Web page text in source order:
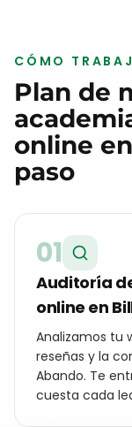
CÓMO
Plan de
online en
paso
01
Auditoría
online en
Analizamos tu
reseñas y la
Abando. Te
cuesta cada